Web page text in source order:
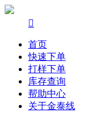

首页
快速下单
打样下单
库存查询
帮助中心
关于金泰线